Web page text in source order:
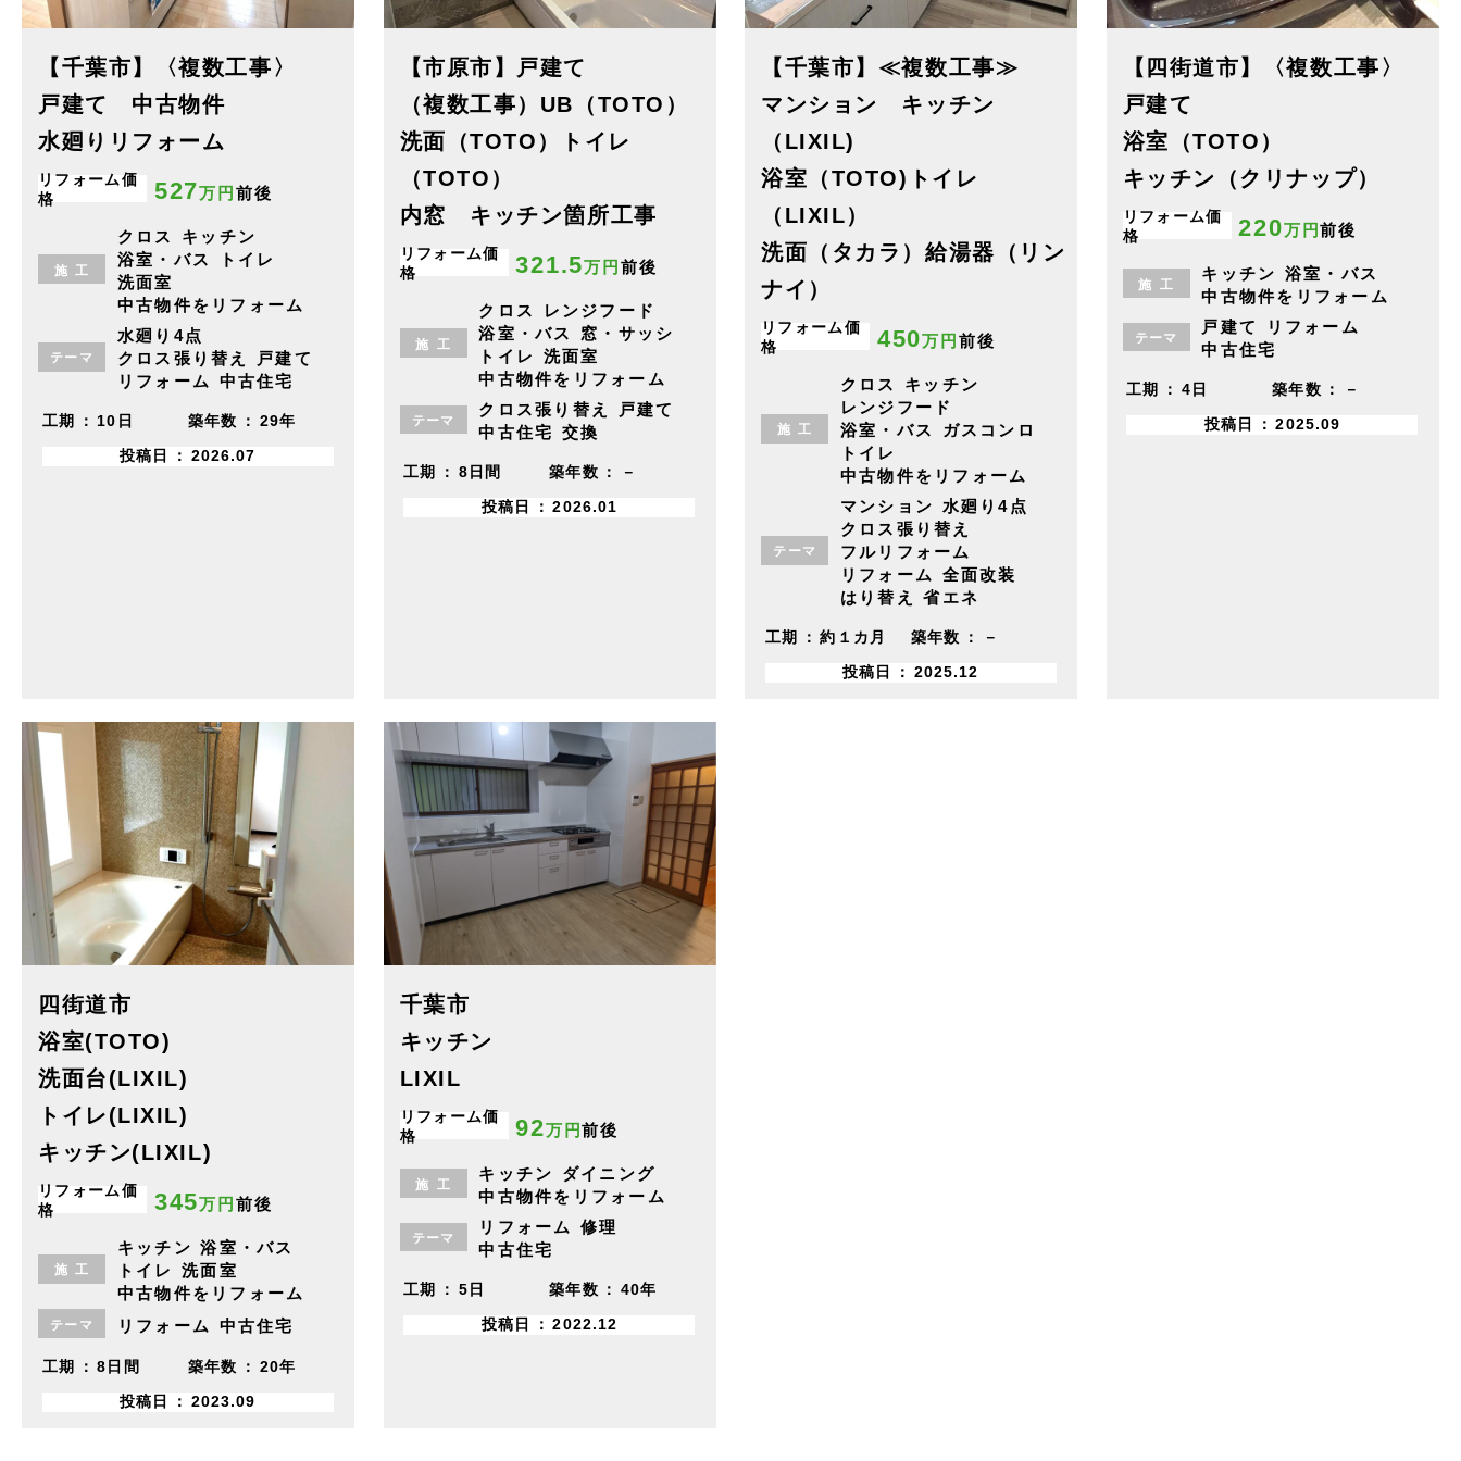
【千葉市】〈複数工事〉
戸建て 中古物件
水廻りリフォーム
リフォーム価
格
527万円 前後
施 工
クロス
キッチン
浴室・バス
トイレ
洗面室
中古物件をリフォーム
テーマ
水廻り4点
クロス張り替え
戸建て
リフォーム 中古住宅
工期 10日 築年数 29年
投稿日 2026.07
【市原市】戸建て
（複数工事）UB（TOTO）
洗面（TOTO）トイレ
（TOTO）
内窓 キッチン箇所工事
リフォーム価
格
321.5万円 前後
施 工
クロス
レンジフード
浴室・バス
窓・サッシ
トイレ
洗面室
中古物件をリフォーム
テーマ
クロス張り替え
戸建て
中古住宅 交換
工期 8日間 築年数 －
投稿日 2026.01
【千葉市】≪複数工事≫
マンション キッチン
（LIXIL)
浴室（TOTO)トイレ
（LIXIL）
洗面（タカラ）給湯器（リン
ナイ）
リフォーム価
格
450万円 前後
施工
クロス
キッチン
レンジフード
浴室・バス
ガスコンロ
トイレ
中古物件をリフォーム
テーマ
マンション 水廻り4点
クロス張り替え
フルリフォーム
リフォーム 全面改装
はり替え
省エネ
工期 約１カ月 築年数 －
投稿日 2025.12
【四街道市】〈複数工事〉
戸建て
浴室（TOTO）
キッチン（クリナップ）
リフォーム価
格
220万円前後
施 工
キッチン 浴室・バス
中古物件をリフォーム
テーマ
戸建て
リフォーム
中古住宅
工期 4日 築年数 －
投稿日 2025.09
四街道市
浴室(TOTO)
洗面台(LIXIL)
トイレ(LIXIL)
キッチン(LIXIL)
リフォーム価
格
345万円 前後
施工
キッチン 浴室・バス
トイレ
洗面室
中古物件をリフォーム
テーマ リフォーム 中古住宅
工期 8日間 築年数 20年
投稿日 2023.09
千葉市
キッチン
LIXIL
リフォーム価
格
92万円前後
施 工
キッチン
ダイニング
中古物件をリフォーム
テーマ
リフォーム 修理
中古住宅
工期 5日 築年数 40年
投稿日 2022.12